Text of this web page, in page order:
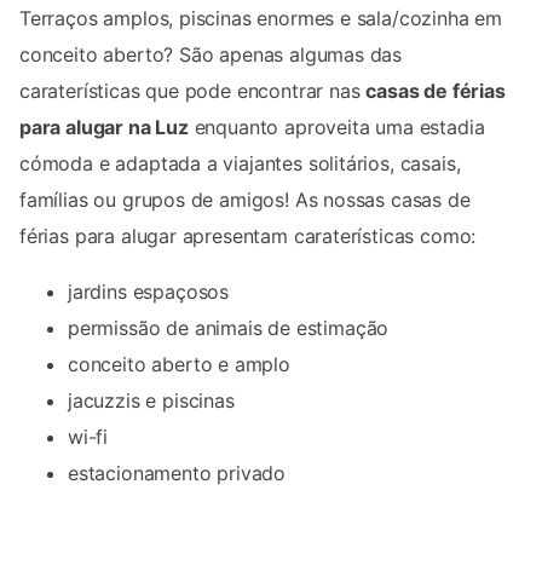
Terraços amplos, piscinas enormes e sala/cozinha em
conceito aberto? São apenas algumas das
caraterísticas que pode encontrar nascasas de férias
para alugar na Luzenquanto aproveita uma estadia
cómoda e adaptada a viajantes solitários, casais,
famílias ou grupos de amigos! As nossas casas de
férias para alugar apresentam caraterísticas como:
jardins espaçosos
permissão de animais de estimação
conceito aberto e amplo
jacuzzis e piscinas
wi-fi
estacionamento privado